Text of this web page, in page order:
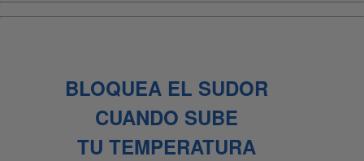
BLOQUEA EL SUDOR
CUANDO SUBE
TU TEMPERATURA